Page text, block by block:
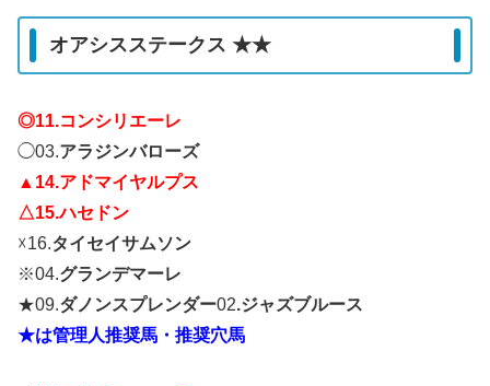
オアシスステークス ★★
◎11.コンシリエーレ
◯03.アラジンバローズ
▲14.アドマイヤルプス
△15.ハセドン
☓16.タイセイサムソン
※04.グランデマーレ
★09.ダノンスプレンダー02.ジャズブルース
★は管理人推奨馬・推奨穴馬